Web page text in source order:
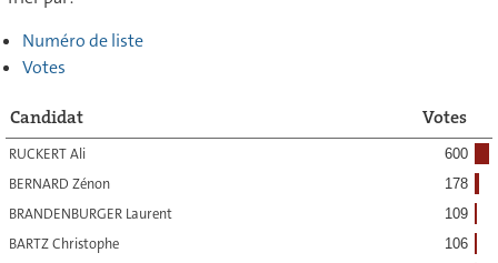
Numéro de liste
Votes
Candidat Votes
RUCKERT Ali 600
BERNARD Zénon 178
BRANDENBURGER Laurent 109
BARTZ Christophe 106